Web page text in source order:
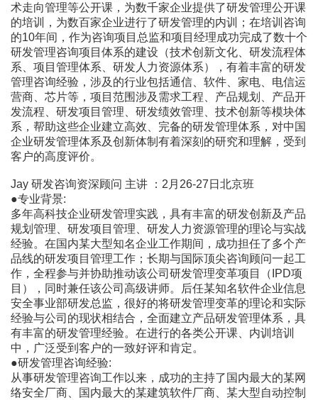
术走向管理等公开课，为数千家企业提供了研发管理公开课
的培训，为数百家企业进行了研发管理的内训；在培训咨询
的10年间，作为咨询项目总监和项目经理成功完成了数十个
研发管理咨询项目体系的建设（技术创新文化、研发流程体
系、项目管理体系、研发人力资源体系），有着丰富的研发
管理咨询经验，涉及的行业包括通信、软件、家电、电信运
营商、芯片等，项目范围涉及需求工程、产品规划、产品开
发流程、研发项目管理、研发绩效管理、技术创新等模块体
系，帮助这些企业建立高效、完备的研发管理体系，对中国
企业研发管理体系及创新体制有着深刻的研究和理解，受到
客户的高度评价。
Jay 研发咨询资深顾问 主讲 ：2月26-27日北京班
●专业背景:
多年高科技企业研发管理实践，具有丰富的研发创新及产品
规划管理、研发项目管理、研发人力资源管理的理论与实战
经验。在国内某大型知名企业工作期间，成功担任了多个产
品线的研发项目管理工作；长期与国际顶尖咨询顾问一起工
作，全程参与并协助推动该公司研发管理变革项目（IPD项
目），同时兼任该公司高级讲师。后任某知名软件企业信息
安全事业部研发总监，很好的将研发管理变革的理论和实际
经验与公司的现状相结合，全面建立产品研发管理体系，具
有丰富的研发管理经验。在进行的各类公开课、内训培训
中，广泛受到客户的一致好评和肯定。
●研发管理咨询经验:
从事研发管理咨询工作以来，成功的主持了国内最大的某网
络安全厂商、国内最大的某建筑软件厂商、某大型自动控制